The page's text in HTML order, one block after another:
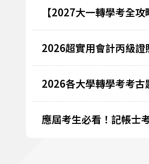
【2027大一轉學考全
2026超實用會計丙級
2026各大學轉學考考
應屆考生必看！記帳士